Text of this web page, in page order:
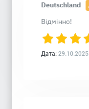
Deutschland
Відмінно!
Дата: 29.10.2025